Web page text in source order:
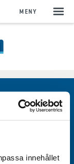
innehållet
MENY